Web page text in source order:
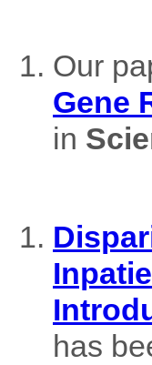
Our
Gene
in
has